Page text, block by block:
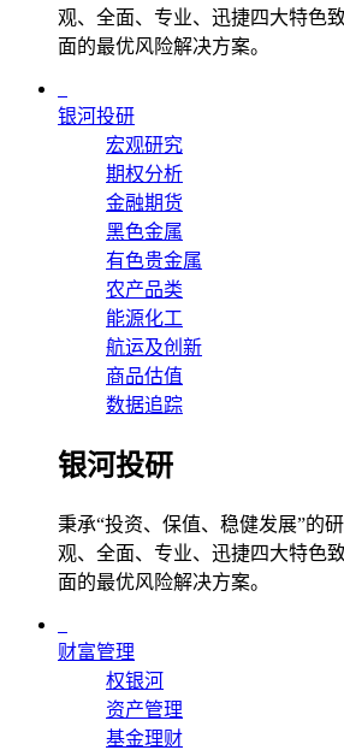
观、全面、专业、迅捷四大特色
面的最优风险解决方案。
银河投研
宏观研究
期权分析
金融期货
黑色金属
有色贵金属
农产品类
能源化工
航运及创新
商品估值
数据追踪
银河投研
秉承“投资、保值、稳健发展”的
观、全面、专业、迅捷四大特色
面的最优风险解决方案。
财富管理
权银河
资产管理
基金理财